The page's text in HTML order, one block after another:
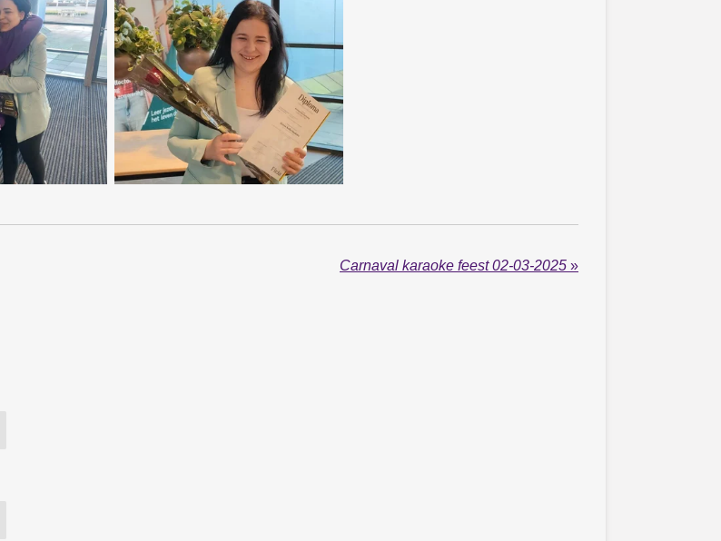
Carnaval karaoke feest 02-03-2025 »